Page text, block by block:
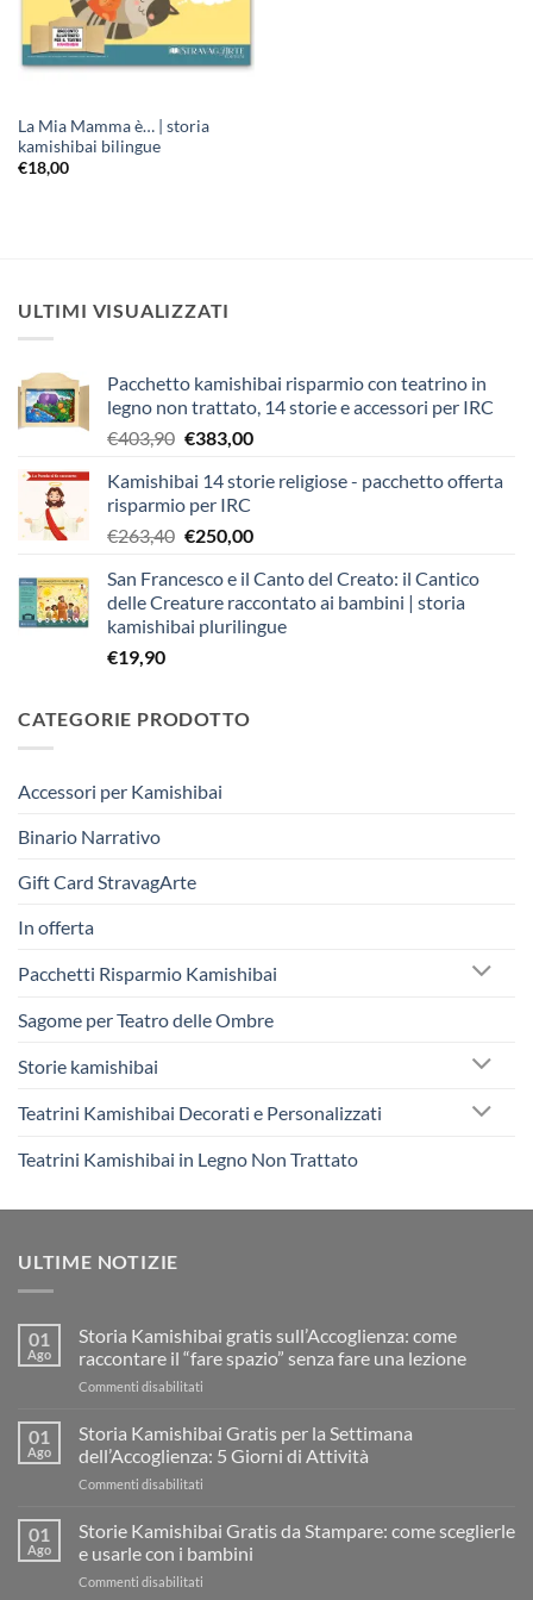
La Mia Mamma è… | storia
kamishibai bilingue
€18,00
ULTIMI VISUALIZZATI
Pacchetto kamishibai risparmio con teatrino in
legno non trattato, 14 storie e accessori per IRC
€403,90 Il
originale
era:
€403,90.
€383,00Il
attuale
€383,00.
Kamishibai 14 storie religiose - pacchetto offerta
risparmio per IRC
€263,40 Il
originale
era:
€263,40.
€250,00Il
attuale
è:
€250,00.
San Francesco e il Canto del Creato: il Cantico
delle Creature raccontato ai bambini | storia
kamishibai plurilingue
€19,90
CATEGORIE PRODOTTO
Accessori per Kamishibai
Binario Narrativo
Gift Card StravagArte
In offerta
Pacchetti Risparmio Kamishibai
Sagome per Teatro delle Ombre
Storie kamishibai
Teatrini Kamishibai Decorati e Personalizzati
Teatrini Kamishibai in Legno Non Trattato
ULTIME NOTIZIE
01
Ago
Storia Kamishibai gratis sull’Accoglienza: come
raccontare il “fare spazio” senza fare una lezione
Commenti disabilitati
Kamishibai
gratis
sull’Accoglienza:
il
“fare
01
Ago
Storia Kamishibai Gratis per la Settimana
dell’Accoglienza: 5 Giorni di Attività
Commenti disabilitati
Kamishibai
Gratis
per
01
Ago
Storie Kamishibai Gratis da Stampare: come sceglierle
e usarle con i bambini
Commenti disabilitati